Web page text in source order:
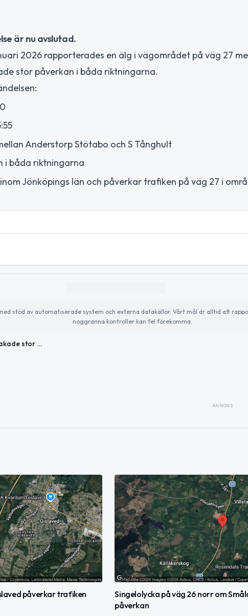
är nu avslutad.
2026 rapporterades en älg i vägområdet på väg 27
stor påverkan i båda riktningarna.
Anderstorp Stötabo och S Tånghult
i båda riktningarna
Jönköpings län och påverkar trafiken på väg 27 i
stöd av automatiserade system och externa datakällor. Vårt mål är alltid att
noggranna kontroller kan fel förekomma.
Älg på vägen orsakade stor påverkan på väg 27 mellan Anderstorp och S Tånghult
ANNONS
påverkar trafiken
Singelolycka på väg 26 norr om
påverkan